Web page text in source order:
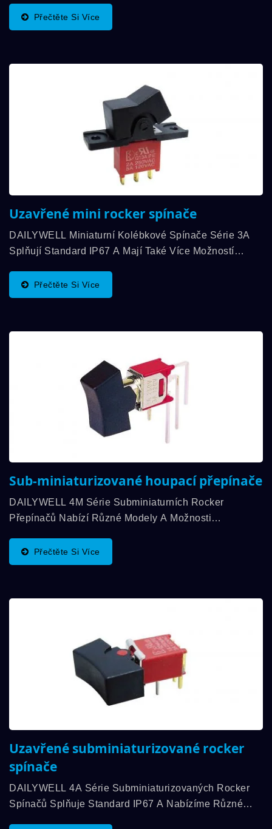
Přepínání, SPDT, DPDT,...
Přečtěte Si Více
Uzavřené mini rocker spínače
DAILYWELL Miniaturní Kolébkové Spínače Série 3A
Splňují Standard IP67 A Mají Také Více Možností
DPDT, 3PDT A Jmenovitý Proud Až 5A. Provozní...
Přečtěte Si Více
Sub-miniaturizované houpací přepínače
DAILYWELL 4M Série Subminiaturních Rocker
Přepínačů Nabízí Různé Modely A Možnosti
Přepínacích Funkcích, SPDT, DPDT A S Kontaktním
Zatížením...
Přečtěte Si Více
Uzavřené subminiaturizované rocker
spínače
DAILYWELL 4A Série Subminiaturizovaných Rocker
Spínačů Splňuje Standard IP67 A Nabízíme Různé